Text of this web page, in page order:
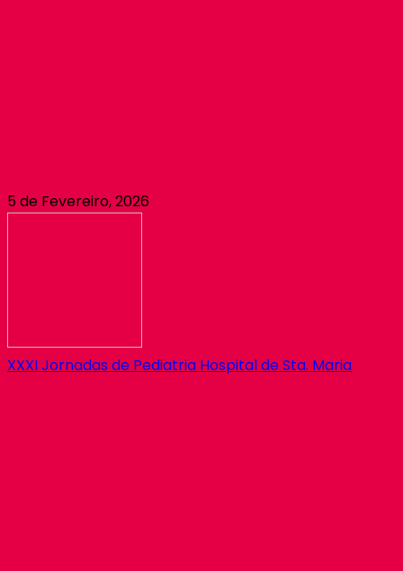
5 de Fevereiro, 2026
XXXI Jornadas de Pediatria Hospital de Sta. Maria